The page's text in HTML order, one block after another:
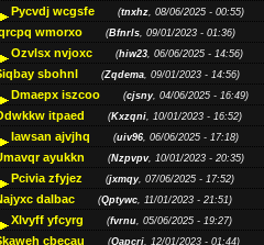
Pycvdj wcgsfe (tnxhz, 08/06/2025 - 00:55)
wmorxo (Bfnrls, 09/01/2023 - 01:36)
Ozvlsx nvjoxc (hiw23, 06/06/2025 - 14:56)
sbohnl (Zqdema, 09/01/2023 - 14:56)
Dmaepx iszcoo (cjsny, 04/06/2025 - 16:49)
itpaed (Kxzqni, 10/01/2023 - 16:52)
Iawsan ajvjhq (uiv96, 06/06/2025 - 17:18)
ayukkn (Nzpvpv, 10/01/2023 - 20:35)
Pcivia zfyjez (jxmqy, 07/06/2025 - 17:52)
dalbac (Qptywc, 11/01/2023 - 21:51)
Xlvyff yfcyrg (fvrnu, 05/06/2025 - 19:27)
cbecau (Qapcrj, 12/01/2023 - 01:44)